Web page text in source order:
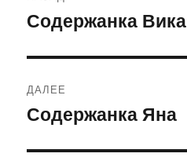
по
Предыдущая
Содержанка Вика
ДАЛЕЕ
Следующая
Содержанка Яна